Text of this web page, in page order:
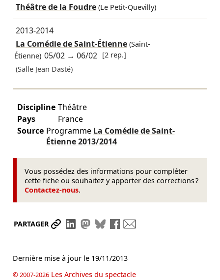
Théâtre de la Foudre (Le Petit-Quevilly)
2013-2014
La Comédie de Saint-Étienne(Saint-
Étienne) 05/02 →06/02 [2 rep.]
(Salle Jean Dasté)
Discipline Théâtre
Pays
France
Source Programme La Comédie de Saint-
Étienne2013/2014
Vous possédez des informations pour compléter
cette fiche ou souhaitez y apporter des corrections ?
Contactez-nous.
PARTAGER Partager le lien
Partager sur LinkedIn
Partager sur Mastodon
Partager sur Bluesky
Partager sur Facebook
Dernière mise à jour le 19/11/2013
© 2007-2026Les Archives du spectacle